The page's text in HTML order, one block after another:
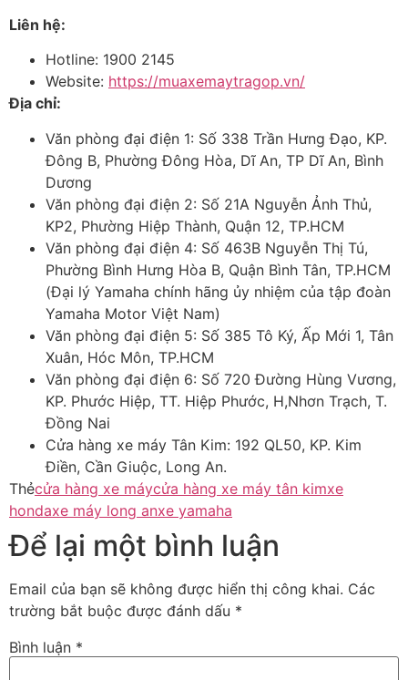
Liên hệ:
Hotline: 1900 2145
Website: https://muaxemaytragop.vn/
Địa chỉ:
Văn phòng đại điện 1: Số 338 Trần Hưng Đạo, KP.
Đông B, Phường Đông Hòa, Dĩ An, TP Dĩ An, Bình
Dương
Văn phòng đại điện 2: Số 21A Nguyễn Ảnh Thủ,
KP2, Phường Hiệp Thành, Quận 12, TP.HCM
Văn phòng đại điện 4: Số 463B Nguyễn Thị Tú,
Phường Bình Hưng Hòa B, Quận Bình Tân, TP.HCM
(Đại lý Yamaha chính hãng ủy nhiệm của tập đoàn
Yamaha Motor Việt Nam)
Văn phòng đại điện 5: Số 385 Tô Ký, Ấp Mới 1, Tân
Xuân, Hóc Môn, TP.HCM
Văn phòng đại điện 6: Số 720 Đường Hùng Vương,
KP. Phước Hiệp, TT. Hiệp Phước, H,Nhơn Trạch, T.
Đồng Nai
Cửa hàng xe máy Tân Kim: 192 QL50, KP. Kim
Điền, Cần Giuộc, Long An.
Thẻcửa hàng xe máycửa hàng xe máy tân kimxe
hondaxe máy long anxe yamaha
Để lại một bình luận
Email của bạn sẽ không được hiển thị công khai. Các
trường bắt buộc được đánh dấu *
Bình luận *